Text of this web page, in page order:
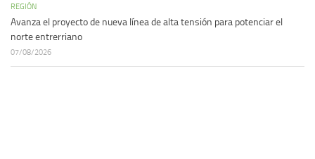
REGIÓN
Avanza el proyecto de nueva línea de alta tensión para potenciar el
norte entrerriano
07/08/2026